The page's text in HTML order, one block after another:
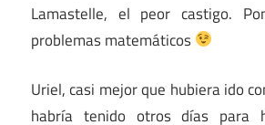
Lamastelle, el peor castigo.
problemas matemáticos
Uriel, casi mejor que hubiera ido
habría tenido otros días para